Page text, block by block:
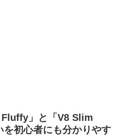
」と「V8 Slim
初心者にも分かりやす